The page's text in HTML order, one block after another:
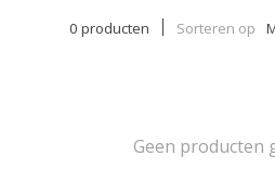
0 producten Sorteren op
Geen producten